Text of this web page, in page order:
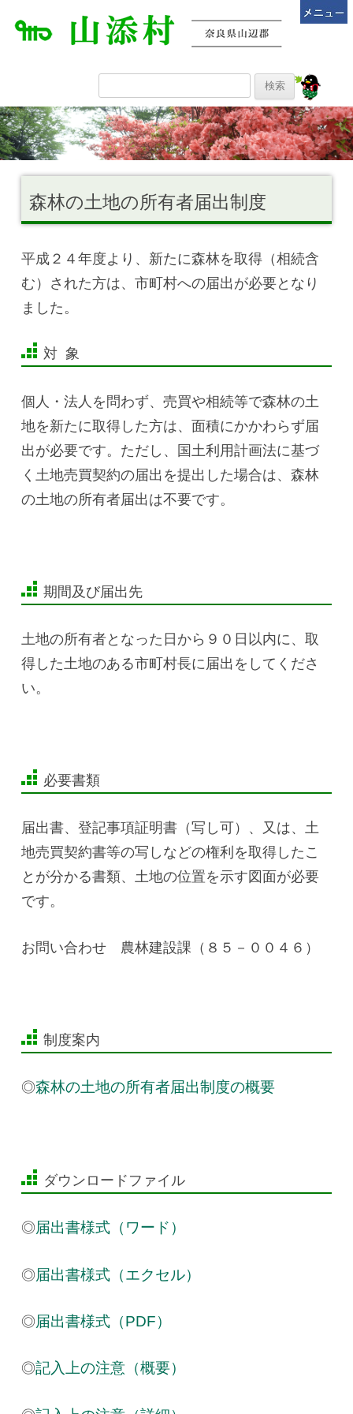
森林の土地の所有者届出制度
平成２４年度より、新たに森林を取得（相続含
む）された方は、市町村への届出が必要となり
ました。
対 象
個人・法人を問わず、売買や相続等で森林の土
地を新たに取得した方は、面積にかかわらず届
出が必要です。ただし、国土利用計画法に基づ
く土地売買契約の届出を提出した場合は、森林
の土地の所有者届出は不要です。
期間及び届出先
土地の所有者となった日から９０日以内に、取
得した土地のある市町村長に届出をしてくださ
い。
必要書類
届出書、登記事項証明書（写し可）、又は、土
地売買契約書等の写しなどの権利を取得したこ
とが分かる書類、土地の位置を示す図面が必要
です。
お問い合わせ 農林建設課（８５－００４６）
制度案内
◎森林の土地の所有者届出制度の概要
ダウンロードファイル
◎届出書様式（ワード）
◎届出書様式（エクセル）
◎届出書様式（PDF）
◎記入上の注意（概要）